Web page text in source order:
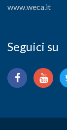
www.weca.it
Seguici su